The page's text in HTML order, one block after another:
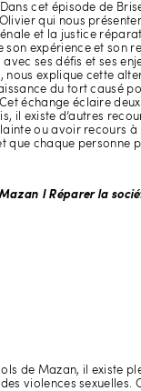
Dans cet épisode de
qui nous
et la justice
son expérience et son
ses défis et ses
nous explique cette
du tort causé
échange éclaire
il existe d’autres
ou avoir recours
que chaque personne
I Réparer la
de Mazan, il existe
violences sexuelles.